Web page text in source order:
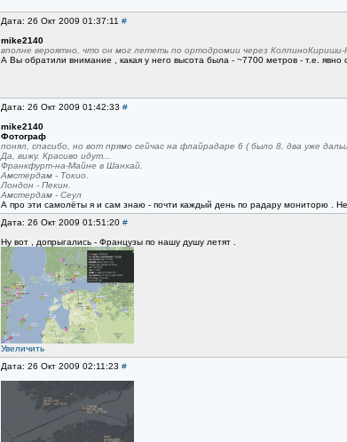
Дата: 26 Окт 2009 01:37:11 #
mike2140
вполне вероятно, что он мог лететь по ортодромии через
А Вы обратили внимание , какая у него высота была - ~7700 метров - т.е. явно
Дата: 26 Окт 2009 01:42:33 #
mike2140
Фотограф
понял, спасибо, но вот прямо сейчас на флайрадаре 6 ( было 8, два уже
Да, вижу. Красиво идут...
Франкфурт-на-Майне в Шанхай.
Амстердам - Токио.
Лондон - Пекин.
Амстердам - Сеул
А про эти самолёты я и сам знаю - почти каждый день по радару мониторю .
Дата: 26 Окт 2009 01:51:20 #
Ну вот , допрыгались - Французы по нашу душу летят .
Увеличить
Дата: 26 Окт 2009 02:11:23 #